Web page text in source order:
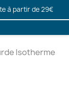
à partir de 29€
Isotherme